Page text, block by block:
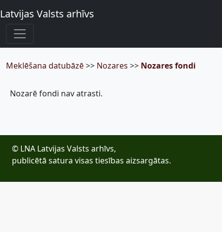
Latvijas Valsts arhīvs
Meklēšana datubāzē>> Nozares >> Nozares fondi
Nozarē fondi nav atrasti.
© LNA Latvijas Valsts arhīvs,
publicētā satura visas tiesības aizsargātas.